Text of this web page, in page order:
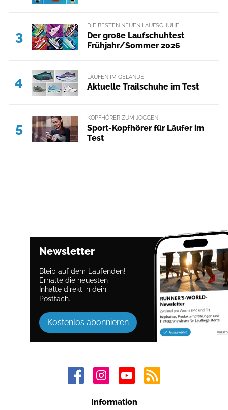
3
DIE BESTEN NEUEN LAUFSCHUHE
Der große Laufschuhtest
Frühjahr/Sommer 2026
4 LAUFEN IM GELÄNDE
Aktuelle Trailschuhe im Test
5
KOPFHÖRER ZUM JOGGEN
Sport-Kopfhörer für Läufer im
Test
Newsletter
Bleib auf dem Laufenden!
Erhalte die neuesten
Inhalte direkt in dein
Postfach.
Kostenlos abonnieren
Information